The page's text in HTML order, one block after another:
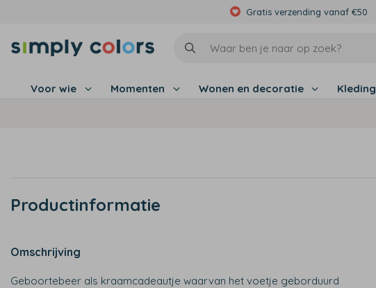
Gratis verzending vanaf €50
Voor wie Momenten Wonen en decoratie Kleding
Productinformatie
Omschrijving
Geboortebeer als kraamcadeautje waarvan het voetje geborduurd